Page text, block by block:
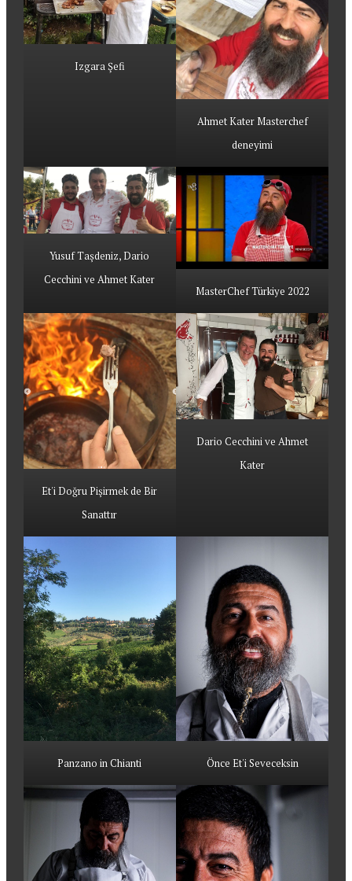
Izgara Şefi
Ahmet Kater Masterchef
deneyimi
Yusuf Taşdeniz, Dario
Cecchini ve Ahmet Kater
MasterChef Türkiye 2022
Et'i Doğru Pişirmek de Bir
Sanattır
Dario Cecchini ve Ahmet
Kater
Panzano in Chianti Önce Et'i Seveceksin